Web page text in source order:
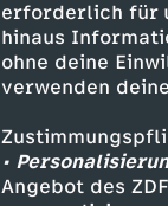
erforderlich für
hinaus
ohne deine
verwenden
•
Angebot des